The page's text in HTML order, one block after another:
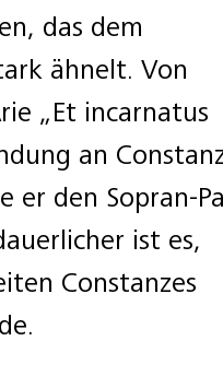
das dem
ähnelt. Von
„Et incarnatus
an
er den Sopran-
ist es,
Constanzes